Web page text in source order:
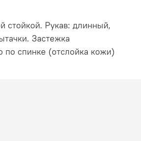
стойкой. Рукав: длинный,
Застежка
спинке (отслойка кожи)